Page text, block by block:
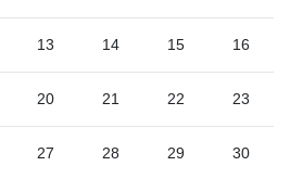
13 14 15 16
20 21 22 23
27 28 29 30